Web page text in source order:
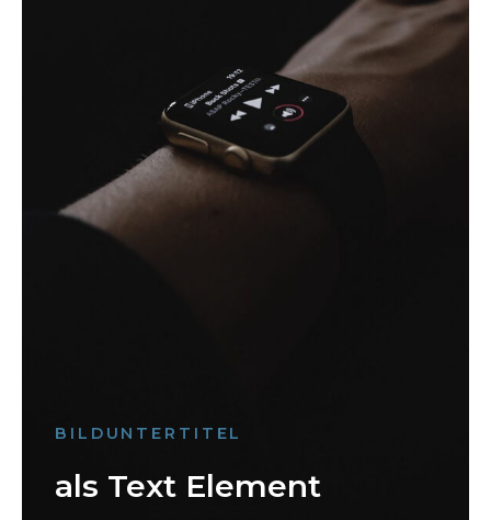
BILDUNTERTITEL
als Text Element